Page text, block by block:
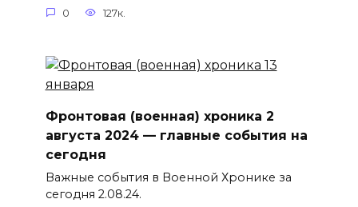
0 127к.
Фронтовая (военная) хроника 2
августа 2024 — главные события на
сегодня
Важные события в Военной Хронике за
сегодня 2.08.24.